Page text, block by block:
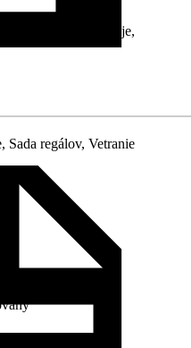
Záhradné stroje,
Sada regálov, Vetranie